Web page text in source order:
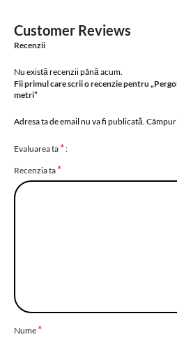
Customer Reviews
Recenzii
Nu există recenzii până acum.
Fii primul care scrii o recenzie pentru
metri”
Adresa ta de email nu va fi publicată.
Evaluarea ta *
Recenzia ta *
Nume *